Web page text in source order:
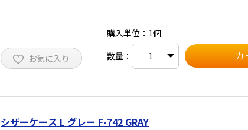
お気に入り
購入単位：1個
数量：
シザーケース L グレー F-742 GRAY